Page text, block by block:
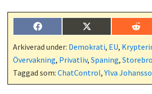
Dela
på
F
a
c
b
o
o
k
Dela
på
X
(
T
i
t
t
e
Dela
på
R
e
d
i
t
Arkiverad under: Demokrati, EU,
Övervakning, Privatliv, Spaning,
Taggad som: ChatControl,Ylva